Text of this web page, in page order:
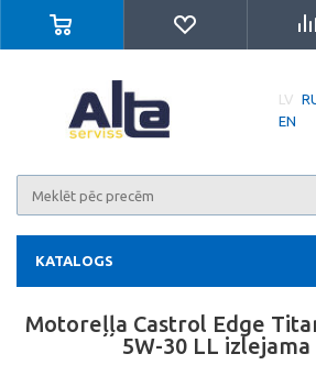
LV
EN
KATALOGS
Motoreļļa Castrol Edge
5W-30 LL izlejama